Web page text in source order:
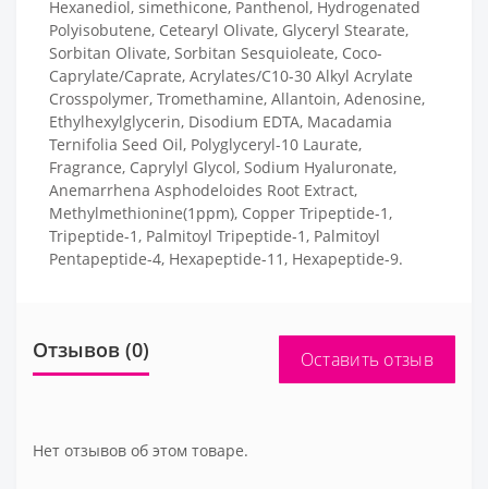
Hexanediol, simethicone, Panthenol, Hydrogenated
Polyisobutene, Cetearyl Olivate, Glyceryl Stearate,
Sorbitan Olivate, Sorbitan Sesquioleate, Coco-
Caprylate/Caprate, Acrylates/C10-30 Alkyl Acrylate
Crosspolymer, Tromethamine, Allantoin, Adenosine,
Ethylhexylglycerin, Disodium EDTA, Macadamia
Ternifolia Seed Oil, Polyglyceryl-10 Laurate,
Fragrance, Caprylyl Glycol, Sodium Hyaluronate,
Anemarrhena Asphodeloides Root Extract,
Methylmethionine(1ppm), Copper Tripeptide-1,
Tripeptide-1, Palmitoyl Tripeptide-1, Palmitoyl
Pentapeptide-4, Hexapeptide-11, Hexapeptide-9.
Отзывов (0) Оставить отзыв
Нет отзывов об этом товаре.